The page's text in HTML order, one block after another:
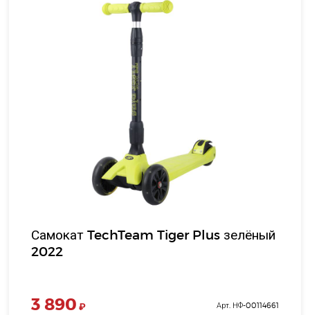
Самокат TechTeam Tiger Plus зелёный
2022
3 890 ₽ Арт. НФ-00114661